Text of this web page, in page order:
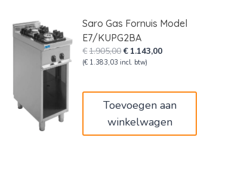
Saro Gas Fornuis Model
E7/KUPG2BA
€1.905,00Oorspronkelijke
prijs
€ 1.143,00Huidige
(€ 1.383,03 incl. btw)
Toevoegen aan
winkelwagen